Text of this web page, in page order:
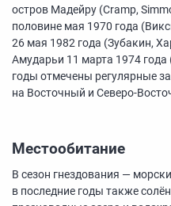
остров Мадейру (Cramp,
половине мая 1970 года
26 мая 1982 года (Зубакин,
Амударьи 11 марта 1974
годы отмечены регулярные
на Восточный и Северо-
Местообитание
В сезон гнездования —
в последние годы также